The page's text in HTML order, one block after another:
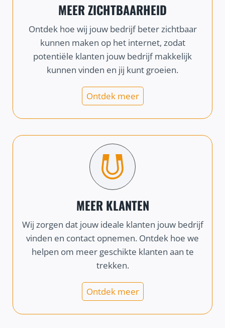
MEER ZICHTBAARHEID
Ontdek hoe wij jouw bedrijf beter zichtbaar
kunnen maken op het internet, zodat
potentiële klanten jouw bedrijf makkelijk
kunnen vinden en jij kunt groeien.
Ontdek meer
MEER KLANTEN
Wij zorgen dat jouw ideale klanten jouw bedrijf
vinden en contact opnemen. Ontdek hoe we
helpen om meer geschikte klanten aan te
trekken.
Ontdek meer